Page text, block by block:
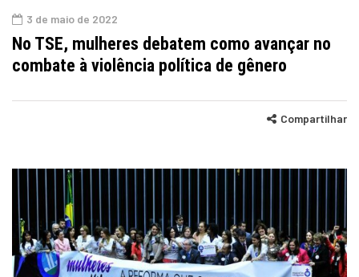
3 de maio de 2022
No TSE, mulheres debatem como avançar no
combate à violência política de gênero
Compartilhar